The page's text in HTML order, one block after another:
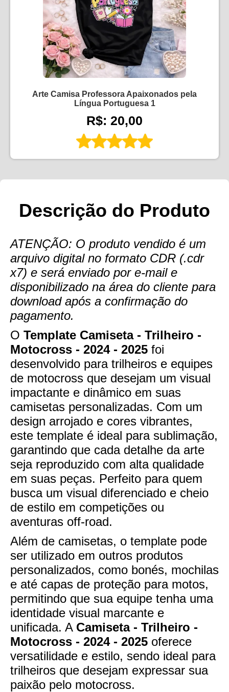
Arte Camisa Professora Apaixonados pela
Língua Portuguesa 1
R$: 20,00
Descrição do Produto
ATENÇÃO: O produto vendido é um
arquivo digital no formato CDR (.cdr
x7) e será enviado por e-mail e
disponibilizado na área do cliente para
download após a confirmação do
pagamento.
O Template Camiseta - Trilheiro -
Motocross - 2024 - 2025 foi
desenvolvido para trilheiros e equipes
de motocross que desejam um visual
impactante e dinâmico em suas
camisetas personalizadas. Com um
design arrojado e cores vibrantes,
este template é ideal para sublimação,
garantindo que cada detalhe da arte
seja reproduzido com alta qualidade
em suas peças. Perfeito para quem
busca um visual diferenciado e cheio
de estilo em competições ou
aventuras off-road.
Além de camisetas, o template pode
ser utilizado em outros produtos
personalizados, como bonés, mochilas
e até capas de proteção para motos,
permitindo que sua equipe tenha uma
identidade visual marcante e
unificada. A Camiseta - Trilheiro -
Motocross - 2024 - 2025 oferece
versatilidade e estilo, sendo ideal para
trilheiros que desejam expressar sua
paixão pelo motocross.